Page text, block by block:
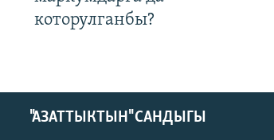
которулганбы?
"АЗАТТЫКТЫН" САНДЫГЫ